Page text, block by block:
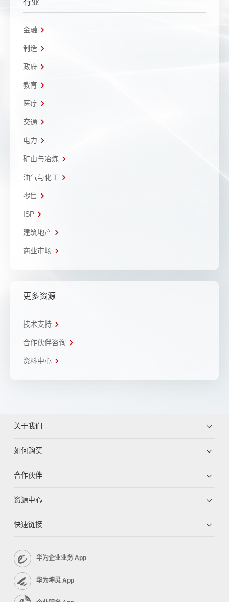
金融
制造
政府
教育
医疗
交通
电力
矿山与冶炼
油气与化工
零售
ISP
建筑地产
商业市场
更多资源
技术支持
合作伙伴咨询
资料中心
关于我们
如何购买
合作伙伴
资源中心
快速链接
华为企业业务 App
华为坤灵 App